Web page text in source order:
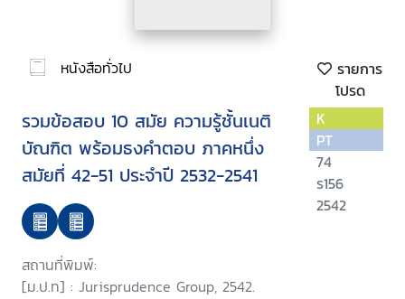
หนังสือทั่วไป
รายการ
โปรด
รวมข้อสอบ 10 สมัย ความรู้ชั้นเนติ
บัณฑิต พร้อมธงคำตอบ ภาคหนึ่ง
สมัยที่ 42-51 ประจำปี 2532-2541
สถานที่พิมพ์:
[ม.ป.ท] : Jurisprudence Group, 2542.
K
PT
74
ร156
2542